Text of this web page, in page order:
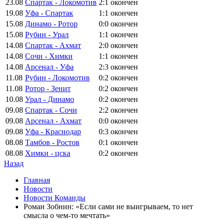
23.08 Спартак - Локомотив 2:1 окончен
19.08 Уфа - Спартак 1:1 окончен
15.08 Динамо - Ротор 0:0 окончен
15.08 Рубин - Урал 1:1 окончен
14.08 Спартак - Ахмат 2:0 окончен
14.08 Сочи - Химки 1:1 окончен
14.08 Арсенал - Уфа 2:3 окончен
11.08 Рубин - Локомотив 0:2 окончен
11.08 Ротор - Зенит 0:2 окончен
10.08 Урал - Динамо 0:2 окончен
09.08 Спартак - Сочи 2:2 окончен
09.08 Арсенал - Ахмат 0:0 окончен
09.08 Уфа - Краснодар 0:3 окончен
08.08 Тамбов - Ростов 0:1 окончен
08.08 Химки - цска 0:2 окончен
Назад
Главная
Новости
Новости Команды
Роман Зобнин: «Если сами не выигрываем, то нет
смысла о чем‑то мечтать»